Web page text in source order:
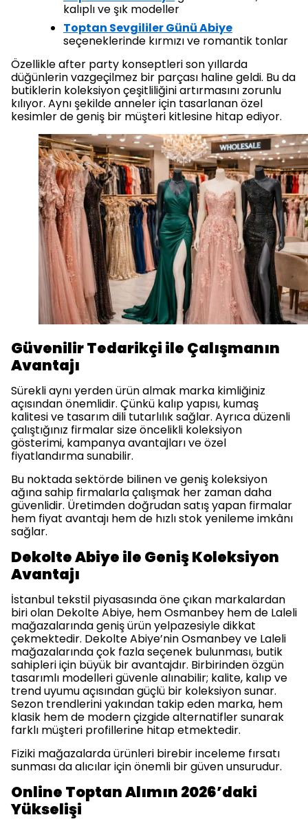
kalıplı ve şık modeller
Toptan Sevgililer Günü Abiye
seçeneklerinde kırmızı ve romantik tonlar
Özellikle after party konseptleri son yıllarda
düğünlerin vazgeçilmez bir parçası haline geldi. Bu da
butiklerin koleksiyon çeşitliliğini artırmasını zorunlu
kılıyor. Aynı şekilde anneler için tasarlanan özel
kesimler de geniş bir müşteri kitlesine hitap ediyor.
Güvenilir Tedarikçi ile Çalışmanın
Avantajı
Sürekli aynı yerden ürün almak marka kimliğiniz
açısından önemlidir. Çünkü kalıp yapısı, kumaş
kalitesi ve tasarım dili tutarlılık sağlar. Ayrıca düzenli
çalıştığınız firmalar size öncelikli koleksiyon
gösterimi, kampanya avantajları ve özel
fiyatlandırma sunabilir.
Bu noktada sektörde bilinen ve geniş koleksiyon
ağına sahip firmalarla çalışmak her zaman daha
güvenlidir. Üretimden doğrudan satış yapan firmalar
hem fiyat avantajı hem de hızlı stok yenileme imkânı
sağlar.
Dekolte Abiye ile Geniş Koleksiyon
Avantajı
İstanbul tekstil piyasasında öne çıkan markalardan
biri olan Dekolte Abiye, hem Osmanbey hem de Laleli
mağazalarında geniş ürün yelpazesiyle dikkat
çekmektedir. Dekolte Abiye’nin Osmanbey ve Laleli
mağazalarında çok fazla seçenek bulunması, butik
sahipleri için büyük bir avantajdır. Birbirinden özgün
tasarımlı modelleri güvenle alınabilir; kalite, kalıp ve
trend uyumu açısından güçlü bir koleksiyon sunar.
Sezon trendlerini yakından takip eden marka, hem
klasik hem de modern çizgide alternatifler sunarak
farklı müşteri profillerine hitap etmektedir.
Fiziki mağazalarda ürünleri birebir inceleme fırsatı
sunması da alıcılar için önemli bir güven unsurudur.
Online Toptan Alımın 2026’daki
Yükselişi